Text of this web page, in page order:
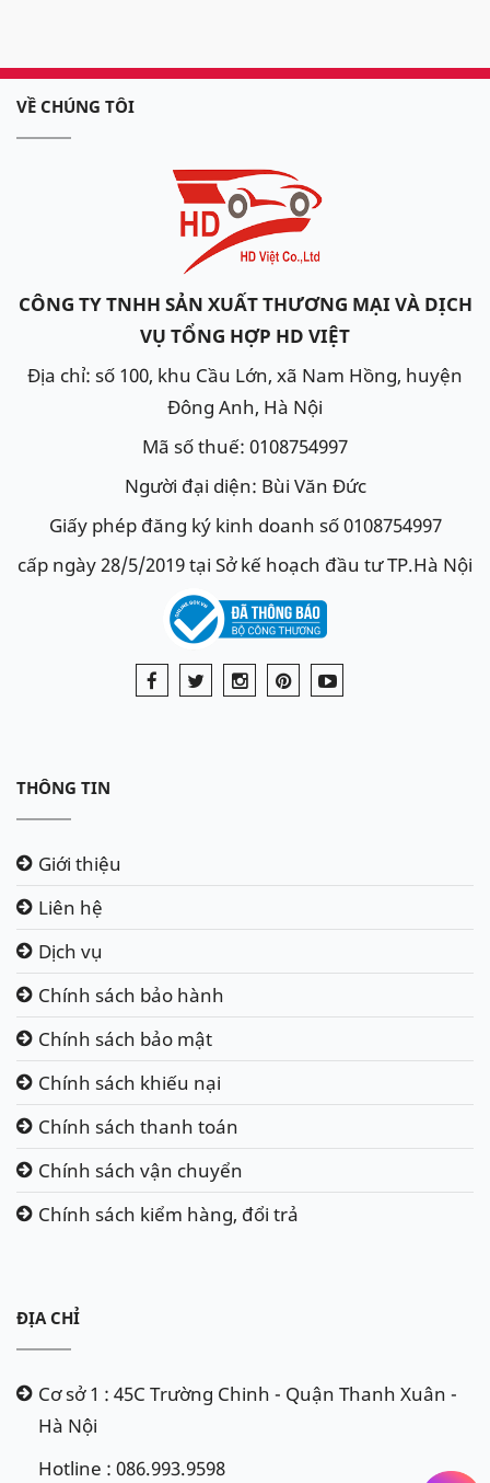
VỀ CHÚNG TÔI
CÔNG TY TNHH SẢN XUẤT THƯƠNG MẠI VÀ DỊCH
VỤ TỔNG HỢP HD VIỆT
Địa chỉ: số 100, khu Cầu Lớn, xã Nam Hồng, huyện
Đông Anh, Hà Nội
Mã số thuế: 0108754997
Người đại diện: Bùi Văn Đức
Giấy phép đăng ký kinh doanh số 0108754997
cấp ngày 28/5/2019 tại Sở kế hoạch đầu tư TP.Hà Nội
THÔNG TIN
Giới thiệu
Liên hệ
Dịch vụ
Chính sách bảo hành
Chính sách bảo mật
Chính sách khiếu nại
Chính sách thanh toán
Chính sách vận chuyển
Chính sách kiểm hàng, đổi trả
ĐỊA CHỈ
Cơ sở 1 : 45C Trường Chinh - Quận Thanh Xuân -
Hà Nội
Hotline : 086.993.9598